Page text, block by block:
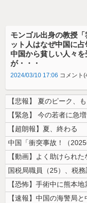
モンゴル出身の教授
ット人はなぜ中国に
中国から貧しい人々
が・・・
2024/03/10 17:06 コメント
【悲報】 夏のピーク、
【超朗報】夏、終わる
【恐怖】手術中に熊本